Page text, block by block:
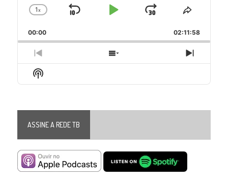
Change
Rate
1x
Skip
Play
Jump
Forward
Share
Episode
00:00 02:11:58
Previous
Episode
Show
Episodes
Next
Episode
Show
Podcast
ASSINE A REDE TB